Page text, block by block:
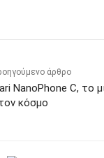
άρθρο
NanoPhone C, το
κόσμο